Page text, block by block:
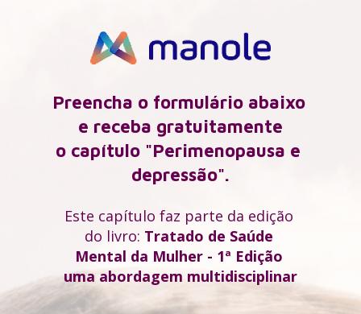
Preencha o formulário abaixo
e receba gratuitamente
o capítulo "Perimenopausa e
depressão".
Este capítulo faz parte da edição
do livro: Tratado de Saúde
Mental da Mulher - 1ª Edição
uma abordagem multidisciplinar